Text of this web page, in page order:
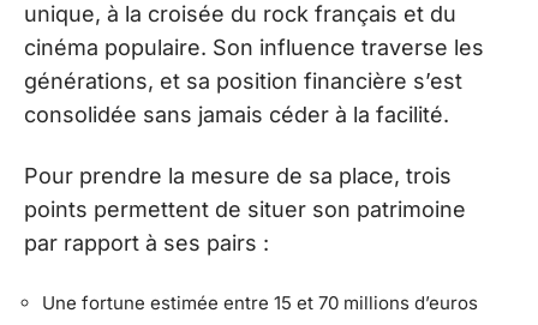
unique, à la croisée du rock français et du
cinéma populaire. Son influence traverse les
générations, et sa position financière s’est
consolidée sans jamais céder à la facilité.
Pour prendre la mesure de sa place, trois
points permettent de situer son patrimoine
par rapport à ses pairs :
Une fortune estimée entre 15 et 70 millions d’euros